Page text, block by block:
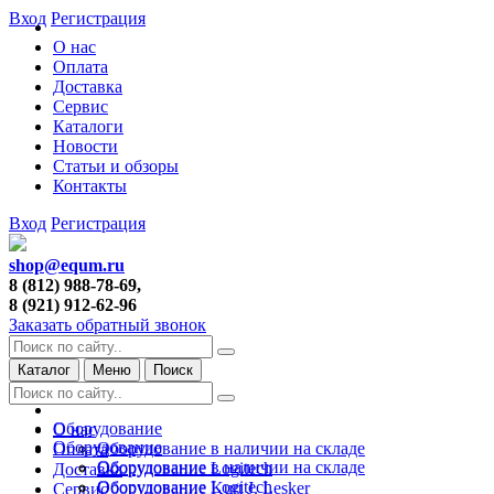
О нас
Оплата
Доставка
Сервис
Каталоги
Новости
Статьи и обзоры
Контакты
Вход Регистрация
Вход Регистрация
shop@equm.ru
8 (812) 988-78-69,
8 (921) 912-62-96
Заказать обратный звонок
Каталог Меню Поиск
О нас
Оплата
Доставка
Сервис
Оборудование
Оборудование в наличии на складе
Оборудование Logitech
Оборудование Kurt J. Lesker
Оборудование
Оборудование в наличии на складе
Оборудование Logitech